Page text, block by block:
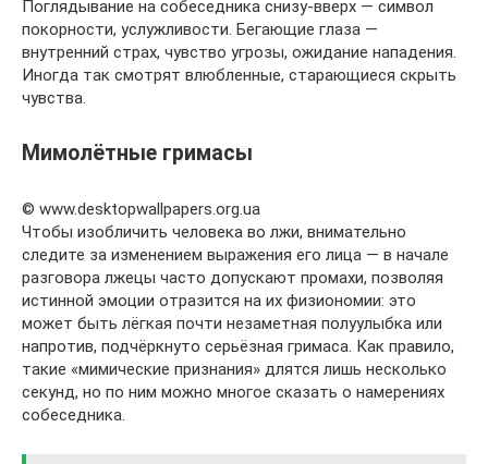
Поглядывание на собеседника снизу-вверх — символ
покорности, услужливости. Бегающие глаза —
внутренний страх, чувство угрозы, ожидание нападения.
Иногда так смотрят влюбленные, старающиеся скрыть
чувства.
Мимолётные гримасы
© www.desktopwallpapers.org.ua
Чтобы изобличить человека во лжи, внимательно
следите за изменением выражения его лица — в начале
разговора лжецы часто допускают промахи, позволяя
истинной эмоции отразится на их физиономии: это
может быть лёгкая почти незаметная полуулыбка или
напротив, подчёркнуто серьёзная гримаса. Как правило,
такие «мимические признания» длятся лишь несколько
секунд, но по ним можно многое сказать о намерениях
собеседника.